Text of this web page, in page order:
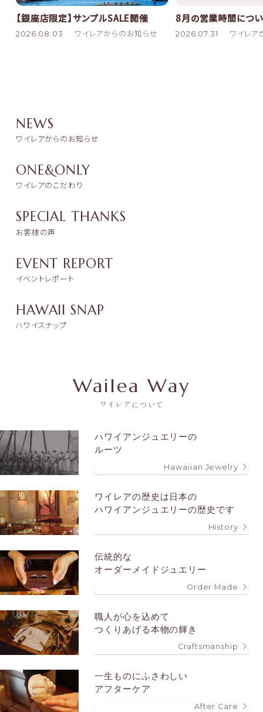
NEWS
ワイレアからのお知らせ
ONE&ONLY
ワイレアのこだわり
SPECIAL THANKS
お客様の声
EVENT REPORT
イベントレポート
HAWAII SNAP
ハワイスナップ
【銀座店限定】サンプルSALE開催
2026.08.03 ワイレアからのお知らせ
8月の営業時間につ
2026.07.31 ワイレア
Wailea Way
ワイレアについて
ハワイアンジュエリーの
ルーツ
Hawaiian Jewelry
ワイレアの歴史は日本の
ハワイアンジュエリーの歴史です
History
伝統的な
オーダーメイドジュエリー
Order Made
職人が心を込めて
つくりあげる本物の輝き
Craftsmanship
一生ものにふさわしい
アフターケア
After Care